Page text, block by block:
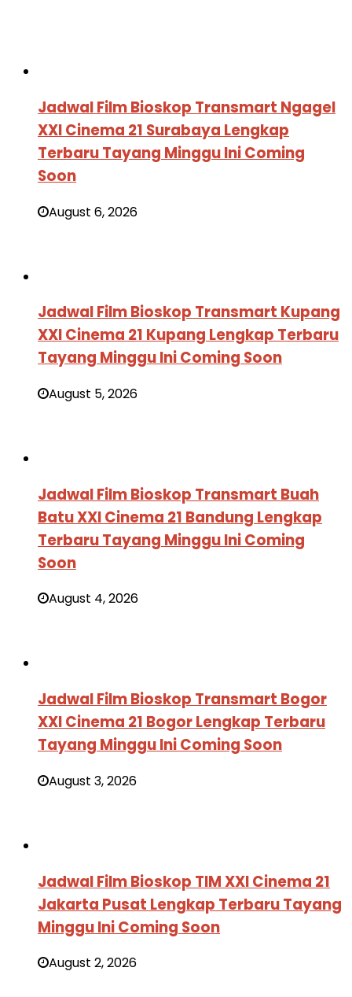
Jadwal Film Bioskop Transmart Ngagel
XXI Cinema 21 Surabaya Lengkap
Terbaru Tayang Minggu Ini Coming
Soon
August 6, 2026
Jadwal Film Bioskop Transmart Kupang
XXI Cinema 21 Kupang Lengkap Terbaru
Tayang Minggu Ini Coming Soon
August 5, 2026
Jadwal Film Bioskop Transmart Buah
Batu XXI Cinema 21 Bandung Lengkap
Terbaru Tayang Minggu Ini Coming
Soon
August 4, 2026
Jadwal Film Bioskop Transmart Bogor
XXI Cinema 21 Bogor Lengkap Terbaru
Tayang Minggu Ini Coming Soon
August 3, 2026
Jadwal Film Bioskop TIM XXI Cinema 21
Jakarta Pusat Lengkap Terbaru Tayang
Minggu Ini Coming Soon
August 2, 2026